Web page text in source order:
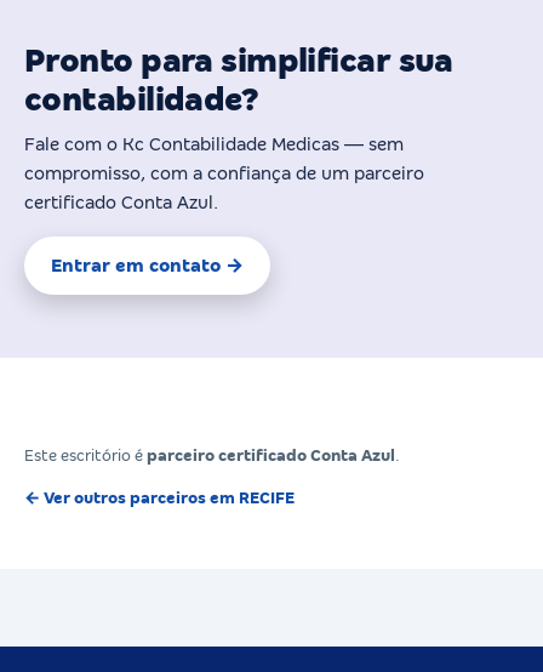
Pronto para simplificar sua
contabilidade?
Fale com o Kc Contabilidade Medicas — sem
compromisso, com a confiança de um parceiro
certificado Conta Azul.
Entrar em contato →
Este escritório é parceiro certificado Conta Azul
← Ver outros parceiros em RECIFE